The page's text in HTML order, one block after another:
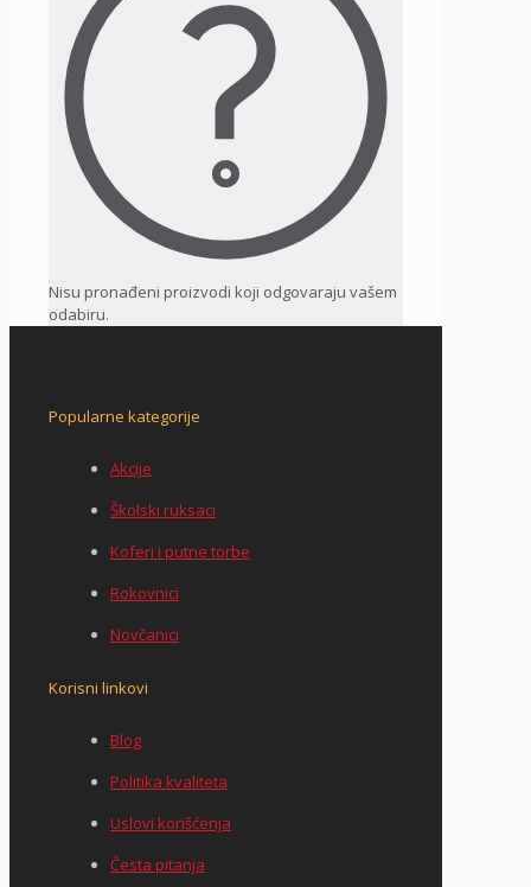
Nisu pronađeni proizvodi koji odgovaraju vašem
odabiru.
Popularne kategorije
Akcije
Školski ruksaci
Koferi i putne torbe
Rokovnici
Novčanici
Korisni linkovi
Blog
Politika kvaliteta
Uslovi korišćenja
Česta pitanja